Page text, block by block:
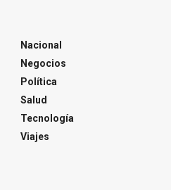
Nacional
Negocios
Política
Salud
Tecnología
Viajes